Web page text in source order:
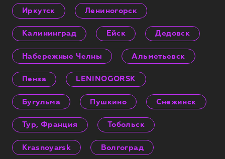
Иркутск Лениногорск
Калининград Ейск Дедовск
Набережные Челны Альметьевск
Пенза LENINOGORSK
Бугульма Пушкино Снежинск
Тур, Франция Тобольск
Krasnoyarsk Волгоград